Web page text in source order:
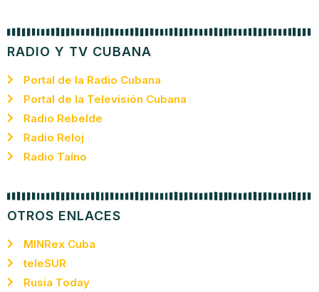
RADIO Y TV CUBANA
Portal de la Radio Cubana
Portal de la Televisión Cubana
Radio Rebelde
Radio Reloj
Radio Taíno
OTROS ENLACES
MINRex Cuba
teleSUR
Rusia Today